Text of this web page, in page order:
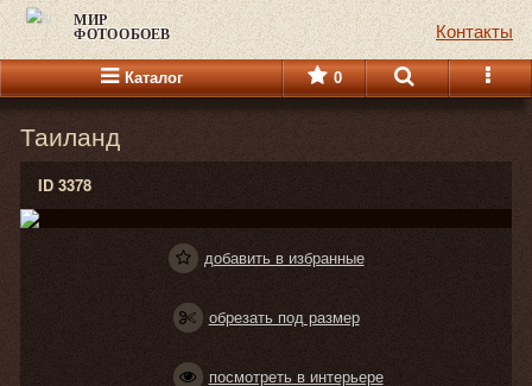
МИР
ФОТООБОЕВ Контакты
Каталог 0
Таиланд
ID 3378
добавить в избранные
обрезать под размер
посмотреть в интерьере